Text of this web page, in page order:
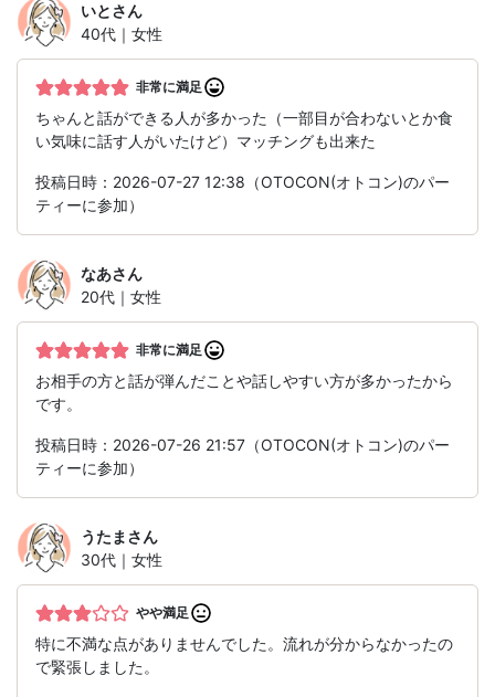
いとさん
40代｜女性
非常に満足
ちゃんと話ができる人が多かった（一部目が合わないとか食
い気味に話す人がいたけど）マッチングも出来た
投稿日時：2026-07-27 12:38（OTOCON(オトコン)のパー
ティーに参加）
なあさん
20代｜女性
非常に満足
お相手の方と話が弾んだことや話しやすい方が多かったから
です。
投稿日時：2026-07-26 21:57（OTOCON(オトコン)のパー
ティーに参加）
うたま さん
30代｜女性
やや満足
特に不満な点がありませんでした。流れが分からなかったの
で緊張しました。